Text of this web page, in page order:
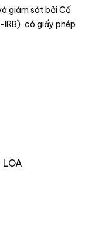
giám sát bởi Cố
có giấy phép